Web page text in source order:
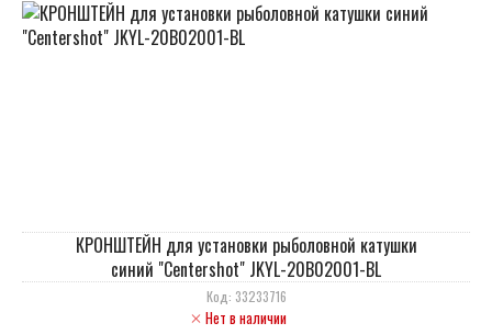
КРОНШТЕЙН для установки рыболовной катушки
синий "Centershot" JKYL-20B02001-BL
Код: 33233716
Нет в наличии